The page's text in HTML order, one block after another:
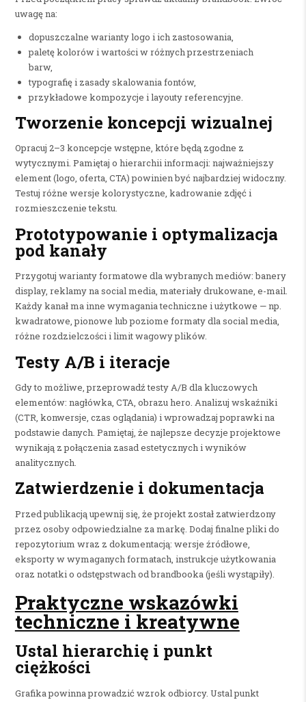
uwagę na:
dopuszczalne warianty logo i ich zastosowania,
paletę kolorów i wartości w różnych przestrzeniach
barw,
typografię i zasady skalowania fontów,
przykładowe kompozycje i layouty referencyjne.
Tworzenie koncepcji wizualnej
Opracuj 2–3 koncepcje wstępne, które będą zgodne z
wytycznymi. Pamiętaj o hierarchii informacji: najważniejszy
element (logo, oferta, CTA) powinien być najbardziej widoczny.
Testuj różne wersje kolorystyczne, kadrowanie zdjęć i
rozmieszczenie tekstu.
Prototypowanie i optymalizacja
pod kanały
Przygotuj warianty formatowe dla wybranych mediów: banery
display, reklamy na social media, materiały drukowane, e-mail.
Każdy kanał ma inne wymagania techniczne i użytkowe — np.
kwadratowe, pionowe lub poziome formaty dla social media,
różne rozdzielczości i limit wagowy plików.
Testy A/B i iteracje
Gdy to możliwe, przeprowadź testy A/B dla kluczowych
elementów: nagłówka, CTA, obrazu hero. Analizuj wskaźniki
(CTR, konwersje, czas oglądania) i wprowadzaj poprawki na
podstawie danych. Pamiętaj, że najlepsze decyzje projektowe
wynikają z połączenia zasad estetycznych i wyników
analitycznych.
Zatwierdzenie i dokumentacja
Przed publikacją upewnij się, że projekt został zatwierdzony
przez osoby odpowiedzialne za markę. Dodaj finalne pliki do
repozytorium wraz z dokumentacją: wersje źródłowe,
eksporty w wymaganych formatach, instrukcje użytkowania
oraz notatki o odstępstwach od brandbooka (jeśli wystąpiły).
Praktyczne wskazówki
techniczne i kreatywne
Ustal hierarchię i punkt
ciężkości
Grafika powinna prowadzić wzrok odbiorcy. Ustal punkt